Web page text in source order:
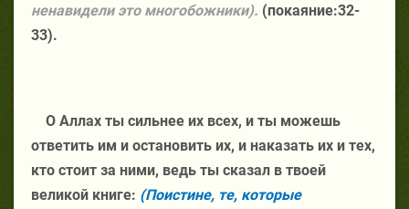
ненавидели это многобожники). (покаяние:32-
33).
О Аллах ты сильнее их всех, и ты можешь
ответить им и остановить их, и наказать их и тех,
кто стоит за ними, ведь ты сказал в твоей
великой книге: (Поистине, те, которые